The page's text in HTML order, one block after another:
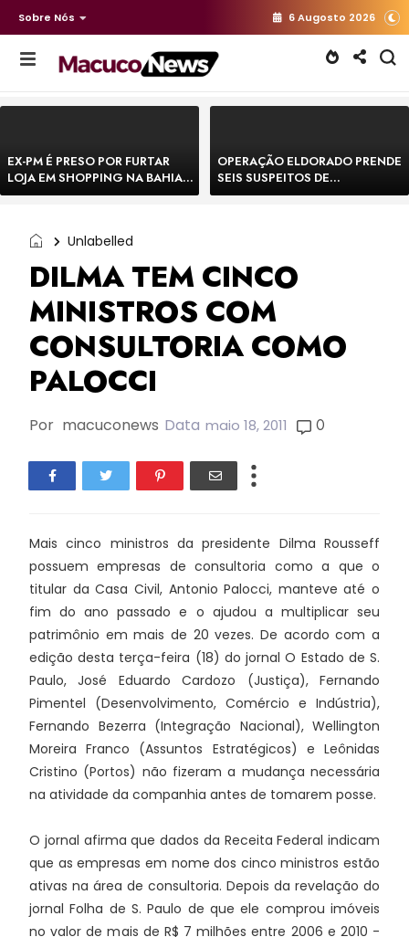
Sobre Nós 6 Augosto 2026
EX-PM É PRESO POR FURTAR
LOJA EM SHOPPING NA BAHIA E
ESCAPA CORRENDO DE
OPERAÇÃO ELDORADO PRENDE
SEIS SUSPEITOS DE
MOVIMENTAR R$ 25 MILHÕES
Unlabelled
DILMA TEM CINCO
MINISTROS COM
CONSULTORIA COMO
PALOCCI
Por macuconews Data maio 18, 2011 0
Mais cinco ministros da presidente Dilma Rousseff
possuem empresas de consultoria como a que o
titular da Casa Civil, Antonio Palocci, manteve até o
fim do ano passado e o ajudou a multiplicar seu
patrimônio em mais de 20 vezes. De acordo com a
edição desta terça-feira (18) do jornal O Estado de S.
Paulo, José Eduardo Cardozo (Justiça), Fernando
Pimentel (Desenvolvimento, Comércio e Indústria),
Fernando Bezerra (Integração Nacional), Wellington
Moreira Franco (Assuntos Estratégicos) e Leônidas
Cristino (Portos) não fizeram a mudança necessária
na atividade da companhia antes de tomarem posse.
O jornal afirma que dados da Receita Federal indicam
que as empresas em nome dos cinco ministros estão
ativas na área de consultoria. Depois da revelação do
jornal Folha de S. Paulo de que ele comprou imóveis
no valor de mais de R$ 7 milhões entre 2006 e 2010 -